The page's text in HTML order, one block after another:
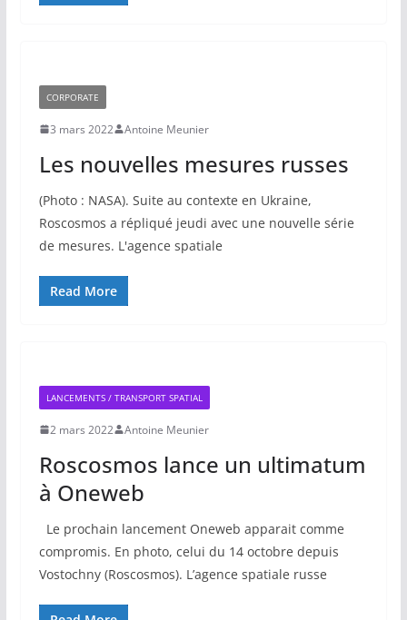
CORPORATE
3 mars 2022 Antoine Meunier
Les nouvelles mesures russes
(Photo : NASA). Suite au contexte en Ukraine,
Roscosmos a répliqué jeudi avec une nouvelle série
de mesures. L'agence spatiale
Read More
LANCEMENTS / TRANSPORT SPATIAL
2 mars 2022 Antoine Meunier
Roscosmos lance un ultimatum
à Oneweb
Le prochain lancement Oneweb apparait comme
compromis. En photo, celui du 14 octobre depuis
Vostochny (Roscosmos). L’agence spatiale russe